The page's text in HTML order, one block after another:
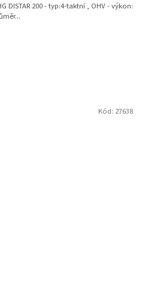
200 - typ:4-taktní , OHV - výkon:
Kód: 27638